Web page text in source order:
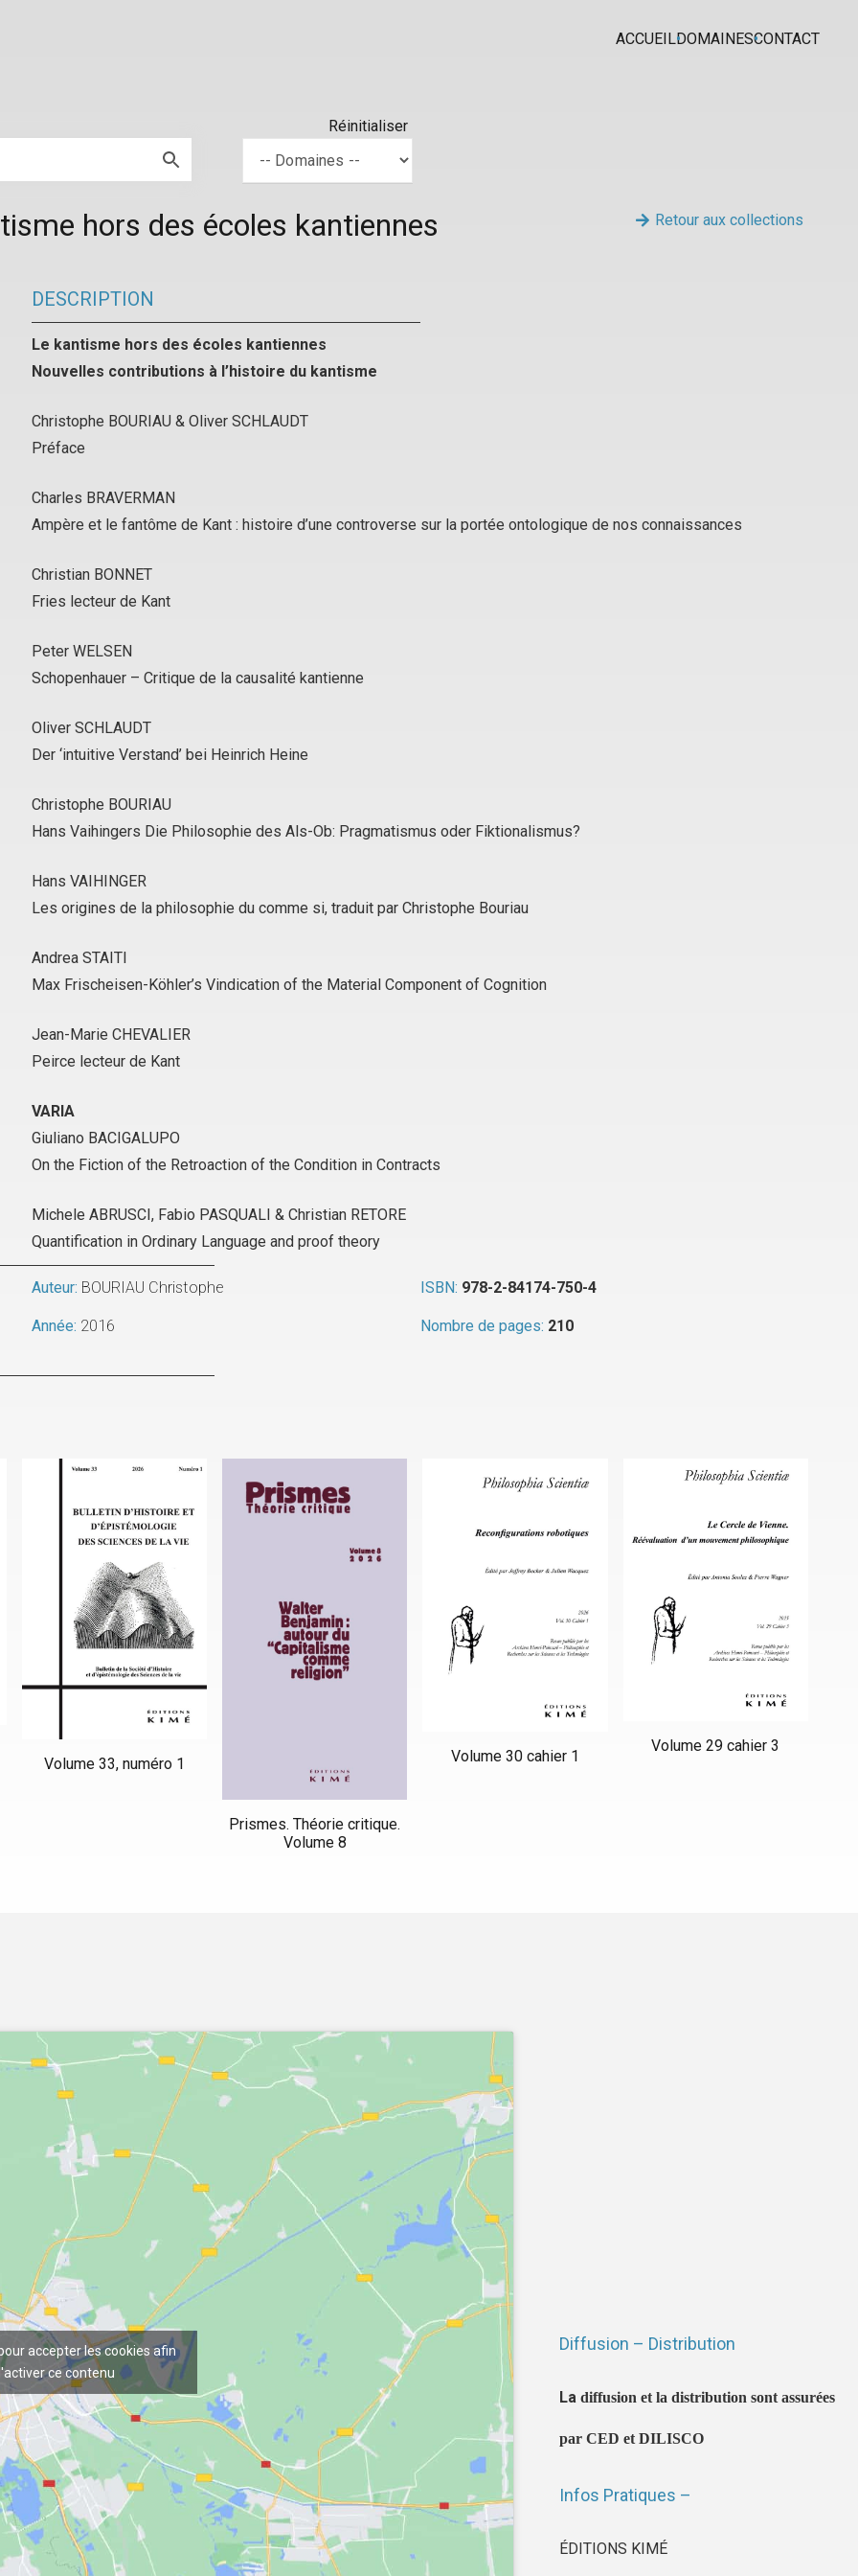
ACCUEILDOMAINESCONTACT
Réinitialiser
hors des écoles kantiennes Retour aux collections
DESCRIPTION
Le kantisme hors des écoles kantiennes
Nouvelles contributions à l’histoire du kantisme
Christophe BOURIAU & Oliver SCHLAUDT
Préface
Charles BRAVERMAN
Ampère et le fantôme de Kant : histoire d’une controverse sur la portée ontologique de nos connaissances
Christian BONNET
Fries lecteur de Kant
Peter WELSEN
Schopenhauer – Critique de la causalité kantienne
Oliver SCHLAUDT
Der ‘intuitive Verstand’ bei Heinrich Heine
Christophe BOURIAU
Hans Vaihingers Die Philosophie des Als-Ob: Pragmatismus oder Fiktionalismus?
Hans VAIHINGER
Les origines de la philosophie du comme si, traduit par Christophe Bouriau
Andrea STAITI
Max Frischeisen-Köhler’s Vindication of the Material Component of Cognition
Jean-Marie CHEVALIER
Peirce lecteur de Kant
VARIA
Giuliano BACIGALUPO
On the Fiction of the Retroaction of the Condition in Contracts
Michele ABRUSCI, Fabio PASQUALI & Christian RETORE
Quantification in Ordinary Language and proof theory
Auteur: BOURIAU Christophe ISBN: 978-2-84174-750-4
Année: 2016 Nombre de pages: 210
Volume 33, numéro 1
Prismes. Théorie critique.
Volume 8
Volume 30 cahier 1
Volume 29 cahier 3
accepter les cookies afin
ce contenu
Diffusion – Distribution
La diffusion et la distribution sont assurées
par CED et DILISCO
Infos Pratiques –
ÉDITIONS KIMÉ